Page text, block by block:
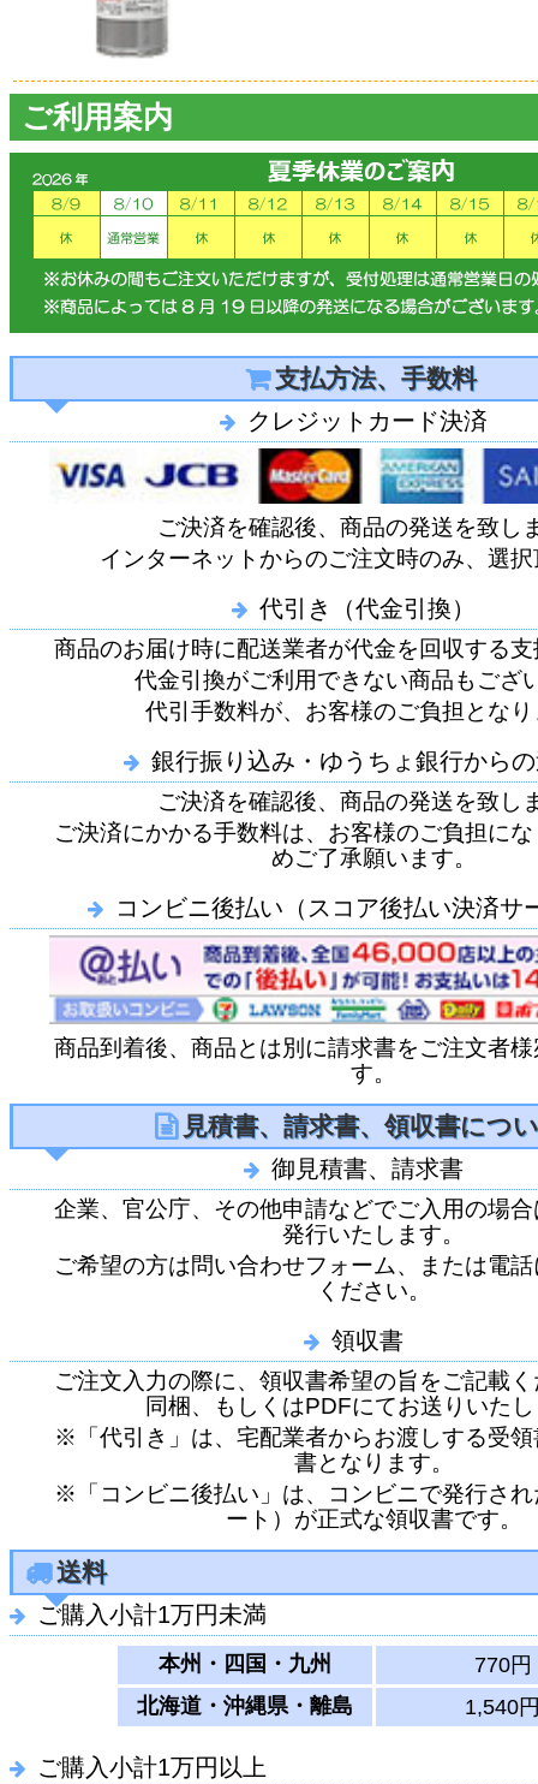
ご利用案内
支払方法、手数料
クレジットカード決済
ご決済を確認後、商品の発送を致し
インターネットからのご注文時のみ、選
代引き（代金引換）
商品のお届け時に配送業者が代金を回収する
代金引換がご利用できない商品もござ
代引手数料が、お客様のご負担とな
銀行振り込み・ゆうちょ銀行から
ご決済を確認後、商品の発送を致し
ご決済にかかる手数料は、お客様のご負担に
めご了承願います。
コンビニ後払い（スコア後払い決済サ
商品到着後、商品とは別に請求書をご注文者
す。
見積書、請求書、領収書につ
御見積書、請求書
企業、官公庁、その他申請などでご入用の場
発行いたします。
ご希望の方は問い合わせフォーム、または電
ください。
領収書
ご注文入力の際に、領収書希望の旨をご記載
同梱、もしくはPDFにてお送りいた
※「代引き」は、宅配業者からお渡しする受
書となります。
※「コンビニ後払い」は、コンビニで発行さ
ート）が正式な領収書です。
送料
ご購入小計1万円未満
本州・四国・九州
770円
北海道・沖縄県・離島
1,540
ご購入小計1万円以上